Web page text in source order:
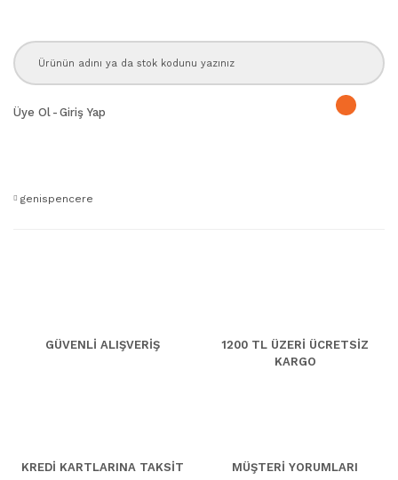
Üye Ol - Giriş Yap
genispencere
GÜVENLİ ALIŞVERİŞ
1200 TL ÜZERİ ÜCRETSİZ
KARGO
KREDİ KARTLARINA TAKSİT MÜŞTERİ YORUMLARI